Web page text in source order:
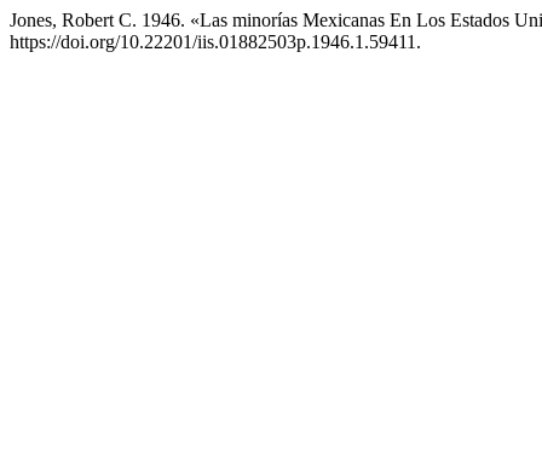
Jones, Robert C. 1946. «Las minorías Mexicanas En Los Estados
https://doi.org/10.22201/iis.01882503p.1946.1.59411.